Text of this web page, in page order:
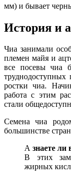
мм) и бывает
История и
Чиа занимали
племен майя и
все посевы чиа
ростки чиа.
работа с этим
стали
Семена чиа
большинстве
А знаете ли
В этих
жирных